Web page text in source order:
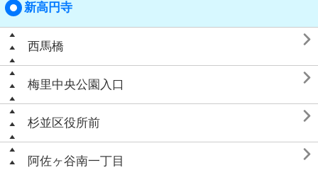
新高円寺
西馬橋 
梅里中央公園入口 
杉並区役所前 
阿佐ヶ谷南一丁目 